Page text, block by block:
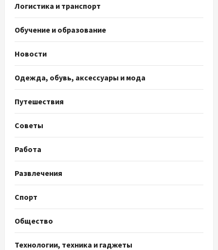
Логистика и транспорт
Обучение и образование
Новости
Одежда, обувь, аксессуары и мода
Путешествия
Советы
Работа
Развлечения
Спорт
Общество
Технологии, техника и гаджеты